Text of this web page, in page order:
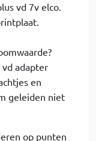
vd 7v elco.
adapter
en
geleiden niet
op punten